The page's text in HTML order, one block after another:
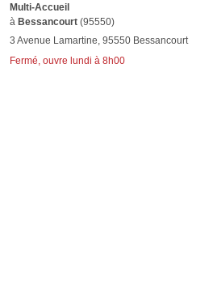
Multi-Accueil
à Bessancourt (95550)
3 Avenue Lamartine, 95550 Bessancourt
Fermé, ouvre lundi à 8h00